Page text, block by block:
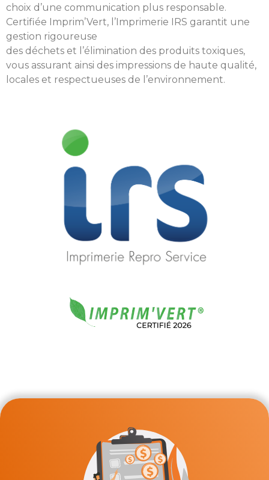
choix d’une communication plus responsable.
Certifiée Imprim’Vert, l’Imprimerie IRS garantit une
gestion rigoureuse
des déchets et l’élimination des produits toxiques,
vous assurant ainsi des impressions de haute qualité,
locales et respectueuses de l’environnement.